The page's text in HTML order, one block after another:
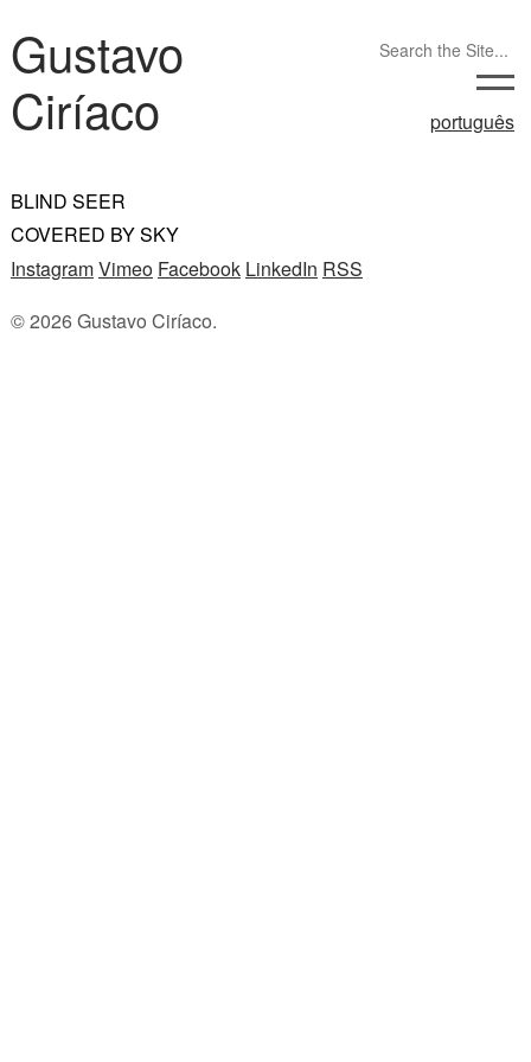
Gustavo
Ciríaco
português
BLIND SEER
COVERED BY SKY
InstagramVimeo Facebook LinkedIn RSS
© 2026 Gustavo Ciríaco.